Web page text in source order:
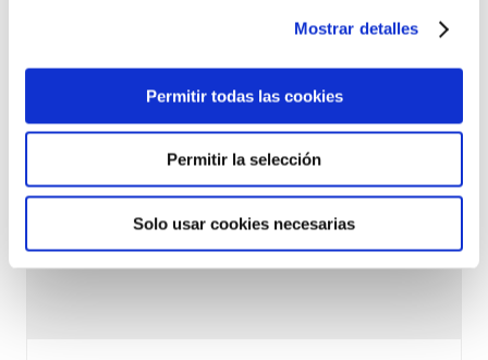
Mostrar detalles
Permitir todas las cookies
Permitir la selección
Solo usar cookies necesarias